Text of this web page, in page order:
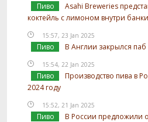
Пиво
Asahi Breweries
коктейль с лимоном внутри банки
15:57, 23 Jan 2025
Пиво В Англии закрылся
15:54, 22 Jan 2025
Пиво
Производство пива в
2024 году
15:52, 21 Jan 2025
Пиво
В России предложили